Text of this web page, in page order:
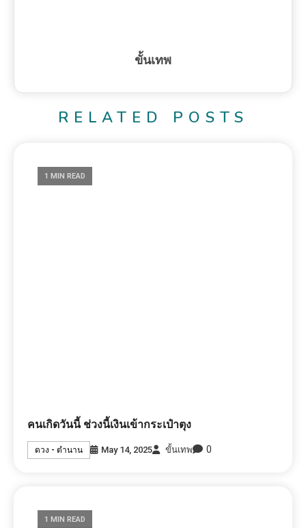
ขั้นเทพ
RELATED POSTS
1 MIN READ
คนเกิดวันนี้ ช่วงนี้เงินเข้ากระเป๋าตุง
ดวง - ตำนาน May 14, 2025 ขั้นเทพ 0
1 MIN READ